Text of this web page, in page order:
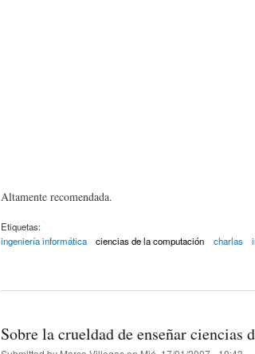
Altamente recomendada.
Etiquetas:
ingeniería informática
ciencias de la computación charlas
Sobre la crueldad de enseñar ciencias